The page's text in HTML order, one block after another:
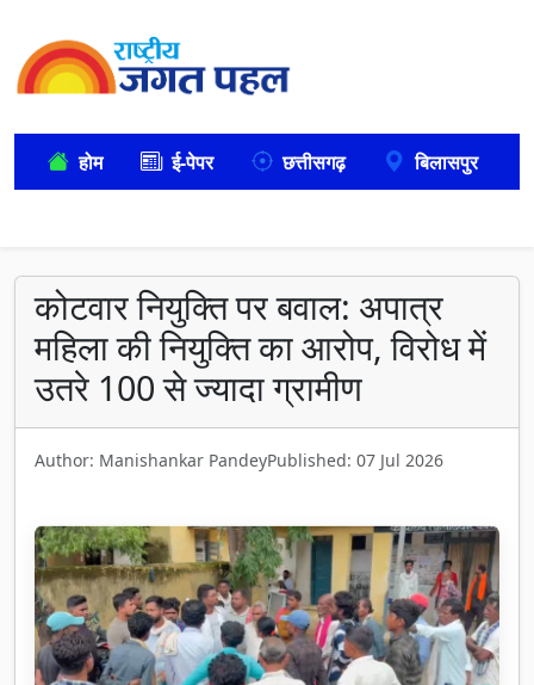
होम ई-पेपर छत्तीसगढ़ बिलासपुर
कोटवार नियुक्ति पर बवाल: अपात्र
महिला की नियुक्ति का आरोप, विरोध में
उतरे 100 से ज्यादा ग्रामीण
Author: Manishankar PandeyPublished: 07 Jul 2026